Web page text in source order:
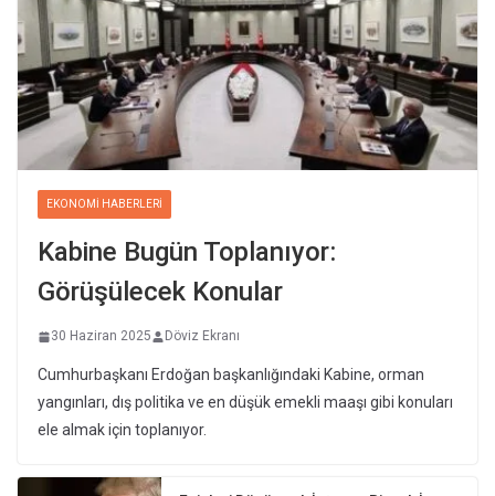
EKONOMI HABERLERI
Kabine Bugün Toplanıyor:
Görüşülecek Konular
30 Haziran 2025 Döviz Ekranı
Cumhurbaşkanı Erdoğan başkanlığındaki Kabine, orman
yangınları, dış politika ve en düşük emekli maaşı gibi konuları
ele almak için toplanıyor.